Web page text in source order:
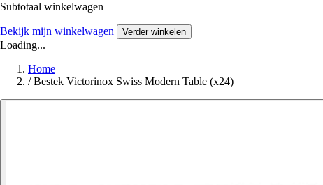
Subtotaal winkelwagen
Bekijk mijn winkelwagen Verder winkelen
Loading...
Home
/ Bestek Victorinox Swiss Modern Table (x24)